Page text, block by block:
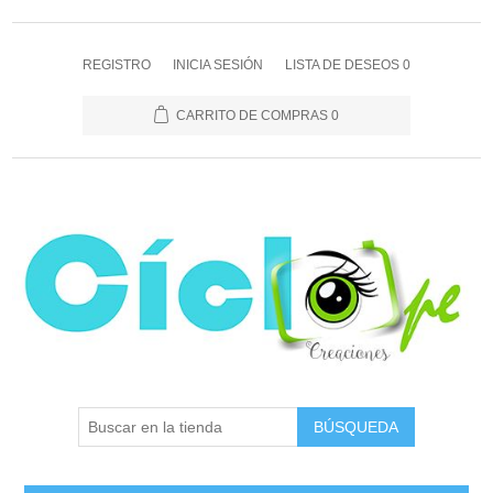
REGISTRO INICIA SESIÓN LISTA DE DESEOS 0
CARRITO DE COMPRAS 0
BÚSQUEDA